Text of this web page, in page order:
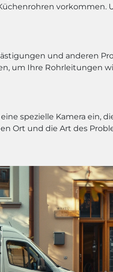
vorkommen.
und anderen
um Ihre Rohrleitungen
spezielle Kamera ein,
Ort und die Art des